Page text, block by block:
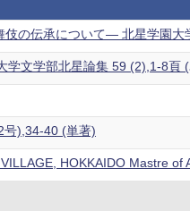
の伝承について― 北星学園大
学文学部北星論集 59 (2),1-8頁
号),34-40 (単著)
HOKKAIDO Mastre of